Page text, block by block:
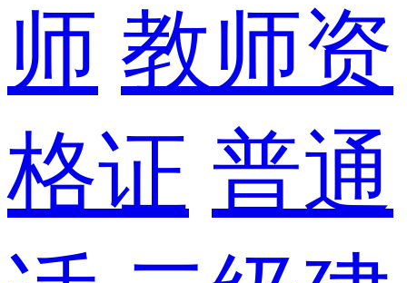
师 教师资
格证 普通